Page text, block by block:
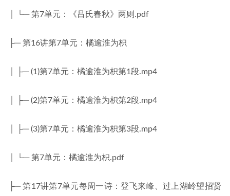
│ └─ 第7单元：《吕氏春秋》两则.pdf
├─ 第16讲第7单元：橘逾淮为枳
│ ├─ (1)第7单元：橘逾淮为枳第1段.mp4
│ ├─ (2)第7单元：橘逾淮为枳第2段.mp4
│ ├─ (3)第7单元：橘逾淮为枳第3段.mp4
│ └─ 第7单元：橘逾淮为枳.pdf
├─ 第17讲第7单元每周一诗：登飞来峰、过上湖岭望招贤